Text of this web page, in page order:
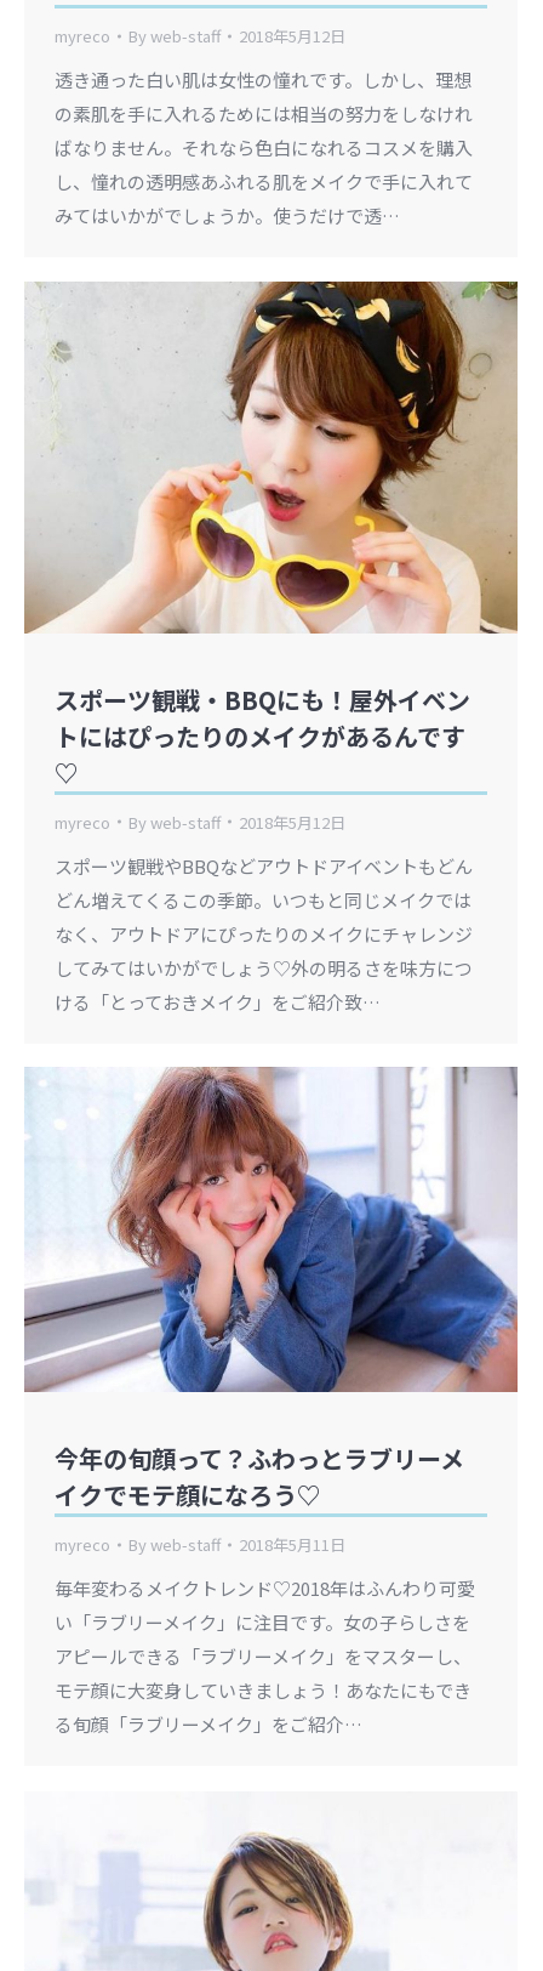
myreco Byweb-staff 2018年5月12日
透き通った白い肌は女性の憧れです。しかし、理想
の素肌を手に入れるためには相当の努力をしなけれ
ばなりません。それなら色白になれるコスメを購入
し、憧れの透明感あふれる肌をメイクで手に入れて
みてはいかがでしょうか。使うだけで透…
スポーツ観戦・BBQにも！屋外イベン
トにはぴったりのメイクがあるんです
♡
myreco Byweb-staff 2018年5月12日
スポーツ観戦やBBQなどアウトドアイベントもどん
どん増えてくるこの季節。いつもと同じメイクでは
なく、アウトドアにぴったりのメイクにチャレンジ
してみてはいかがでしょう♡外の明るさを味方につ
ける「とっておきメイク」をご紹介致…
今年の旬顔って？ふわっとラブリーメ
イクでモテ顔になろう♡
myreco Byweb-staff 2018年5月11日
毎年変わるメイクトレンド♡2018年はふんわり可愛
い「ラブリーメイク」に注目です。女の子らしさを
アピールできる「ラブリーメイク」をマスターし、
モテ顔に大変身していきましょう！あなたにもでき
る旬顔「ラブリーメイク」をご紹介…